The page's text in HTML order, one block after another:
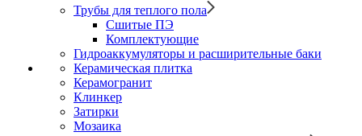
Трубы для теплого пола
Сшитые ПЭ
Комплектующие
Гидроаккумуляторы и расширительные баки
Керамическая плитка
Керамогранит
Клинкер
Затирки
Мозаика